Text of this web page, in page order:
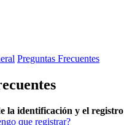
Preguntas Frecuentes
la identificación y el registro
que registrar?